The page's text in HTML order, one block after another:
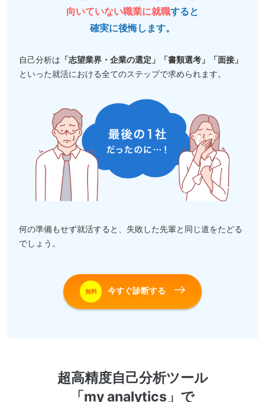
向いていない職業に就職すると
確実に後悔します。
自己分析は 「志望業界・企業の選定」「書類選考」「面接」
といった就活における全てのステップで求められます。
何の準備もせず就活すると、失敗した先輩と同じ道をたどる
でしょう。
無料 今すぐ診断する
超高精度自己分析ツール
「my analytics」で